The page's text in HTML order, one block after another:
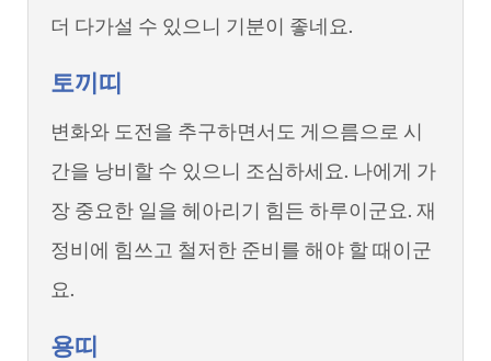
더 다가설 수 있으니 기분이 좋네요.
토끼띠
변화와 도전을 추구하면서도 게으름으로 시
간을 낭비할 수 있으니 조심하세요. 나에게 가
장 중요한 일을 헤아리기 힘든 하루이군요. 재
정비에 힘쓰고 철저한 준비를 해야 할 때이군
요.
용띠